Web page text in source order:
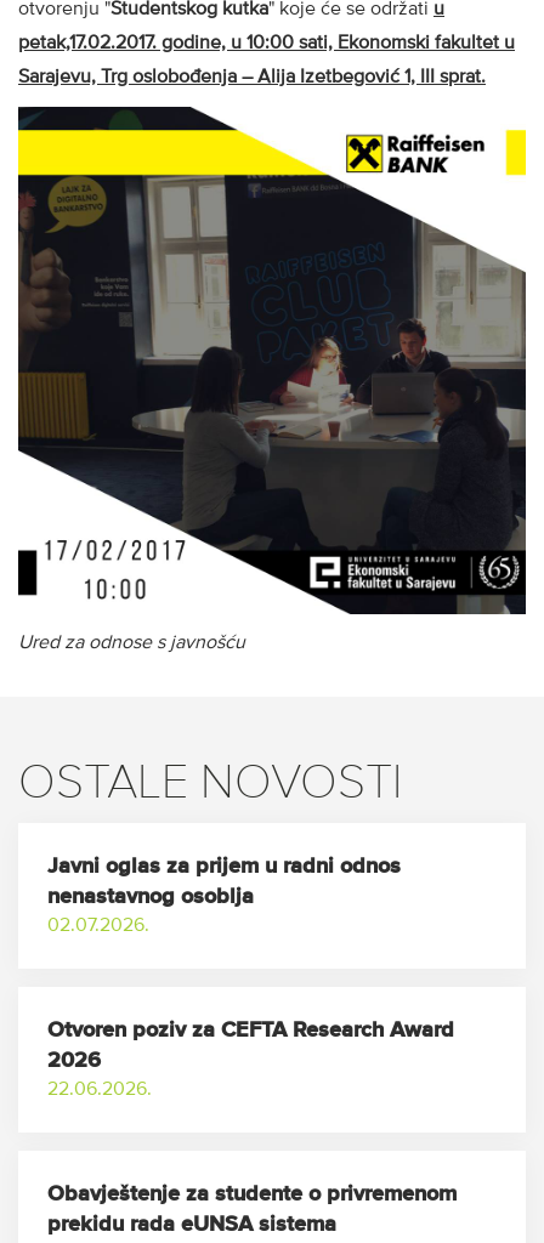
otvorenju "Studentskog kutka" koje će se održati u
petak,17.02.2017. godine, u 10:00 sati, Ekonomski fakultet u
Sarajevu, Trg oslobođenja – Alija Izetbegović 1, III sprat.
Ured za odnose s javnošću
OSTALE NOVOSTI
Javni oglas za prijem u radni odnos
nenastavnog osoblja
02.07.2026.
Otvoren poziv za CEFTA Research Award
2026
22.06.2026.
Obavještenje za studente o privremenom
prekidu rada eUNSA sistema